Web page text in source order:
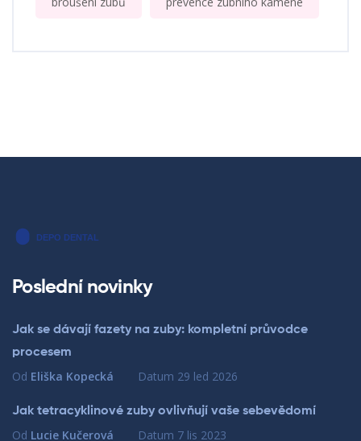
Poslední novinky
Jak se dávají fazety na zuby: kompletní průvodce
procesem
Od Eliška Kopecká Datum 29 led 2026
Jak tetracyklinové zuby ovlivňují vaše sebevědomí
Od Lucie Kučerová Datum 7 lis 2023